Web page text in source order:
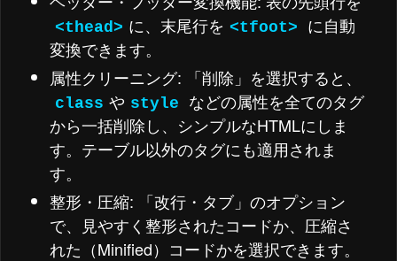
<thead> に、末尾行を <tfoot>
に自動
変換できます。
属性クリーニング: 「削除」を選択すると、
class や style
などの属性を全てのタグ
から一括削除し、シンプルなHTMLにしま
す。テーブル以外のタグにも適用されま
す。
整形・圧縮: 「改行・タブ」のオプション
で、見やすく整形されたコードか、圧縮さ
れた（Minified）コードかを選択できます。